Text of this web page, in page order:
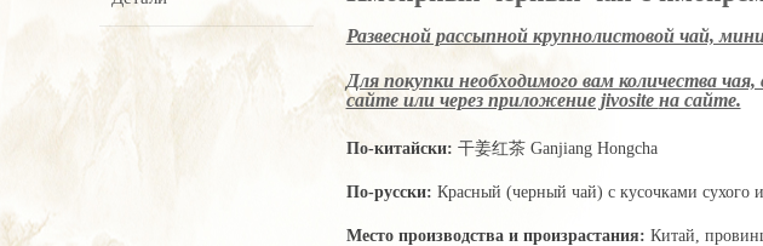
Развесной рассыпной крупнолистовой чай,
Для покупки необходимого вам количества
сайте или через приложение jivosite на сайте.
По-китайски: 干姜红茶 Ganjiang Hongcha
По-русски: Красный (черный чай) с кусочками сухого
Место производства и произрастания: Китай,